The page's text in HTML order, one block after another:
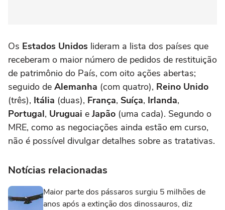
Os Estados Unidos lideram a lista dos países que
receberam o maior número de pedidos de restituição
de patrimônio do País, com oito ações abertas;
seguido de Alemanha (com quatro), Reino Unido
(três), Itália (duas), França, Suíça, Irlanda,
Portugal, Uruguai e Japão (uma cada). Segundo o
MRE, como as negociações ainda estão em curso,
não é possível divulgar detalhes sobre as tratativas.
Notícias relacionadas
Maior parte dos pássaros surgiu 5 milhões de
anos após a extinção dos dinossauros, diz